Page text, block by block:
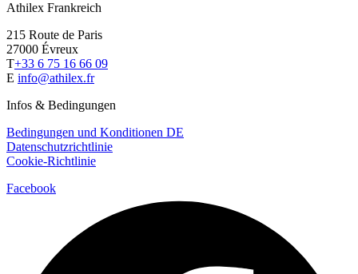
Athilex Frankreich
215 Route de Paris
27000 Évreux
T+33 6 75 16 66 09
E info@athilex.fr
Infos & Bedingungen
Bedingungen und Konditionen DE
Datenschutzrichtlinie
Cookie-Richtlinie
Facebook